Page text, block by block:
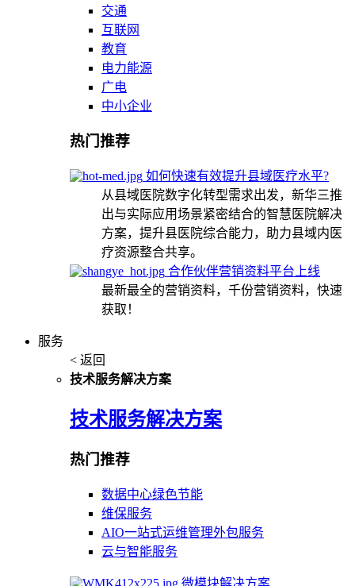
交通
互联网
教育
电力能源
广电
中小企业
热门推荐
如何快速有效提升县域医疗水平?
从县域医院数字化转型需求出发，新华三推
出与实际应用场景紧密结合的智慧医院解决
方案，提升县医院综合能力，助力县域内医
疗资源整合共享。
合作伙伴营销资料平台上线
最新最全的营销资料，千份营销资料，快速
获取！
服务
< 返回
技术服务解决方案
技术服务解决方案
热门推荐
数据中心绿色节能
维保服务
AIO一站式运维管理外包服务
云与智能服务
微模块解决方案